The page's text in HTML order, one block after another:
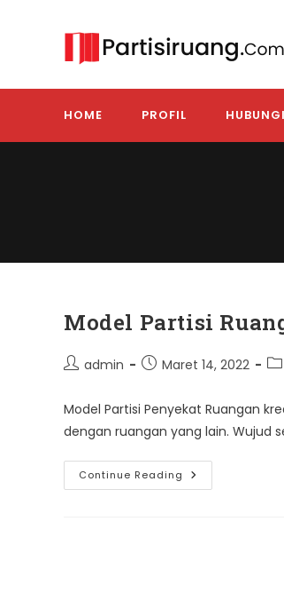
HOME PROFIL
Model Partisi
Postadmin
PostMaret 14, 2022
Model Partisi Penyekat Ruangan
dengan ruangan yang lain. Wujud
Continue Reading Model
Partisi